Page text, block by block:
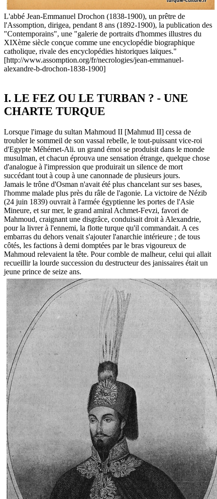
L'abbé Jean-Emmanuel Drochon (1838-1900), un prêtre de
l'Assomption, dirigea, pendant 8 ans (1892-1900), la publication des
"Contemporains", une "galerie de portraits d'hommes illustres du
XIXème siècle conçue comme une encyclopédie biographique
catholique, rivale des encyclopédies historiques laïques."
[http://www.assomption.org/fr/necrologies/jean-emmanuel-
alexandre-b-drochon-1838-1900]
I. LE FEZ OU LE TURBAN ? - UNE
CHARTE TURQUE
Lorsque l'image du sultan Mahmoud II [Mahmud II] cessa de
troubler le sommeil de son vassal rebelle, le tout-puissant vice-roi
d'Egypte Méhémet-Ali. un grand émoi se produisit dans le monde
musulman, et chacun éprouva une sensation étrange, quelque chose
d'analogue à l'impression que produirait un silence de mort
succédant tout à coup à une canonnade de plusieurs jours.
Jamais le trône d'Osman n'avait été plus chancelant sur ses bases,
l'homme malade plus près du râle de l'agonie. La victoire de Nézib
(24 juin 1839) ouvrait à l'armée égyptienne les portes de l'Asie
Mineure, et sur mer, le grand amiral Achmet-Fevzi, favori de
Mahmoud, craignant une disgrâce, conduisait droit à Alexandrie,
pour la livrer à l'ennemi, la flotte turque qu'il commandait. A ces
embarras du dehors venait s'ajouter l'anarchie intérieure ; de tous
côtés, les factions à demi domptées par le bras vigoureux de
Mahmoud relevaient la tête. Pour comble de malheur, celui qui allait
recueillir la lourde succession du destructeur des janissaires était un
jeune prince de seize ans.